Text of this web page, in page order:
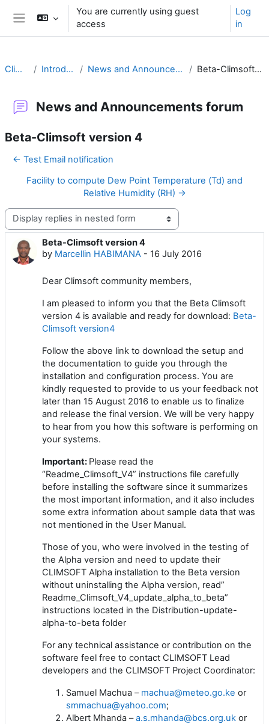
Skip to main content
You are currently using guest
access
Log
in
Climsoft Introduction News and Announcements forum Beta-Climsoft version 4
News and Announcements forum
Beta-Climsoft version 4
← Test Email notification
Facility to compute Dew Point Temperature (Td) and
Relative Humidity (RH) →
Display mode
Beta-Climsoft version 4
by Marcellin HABIMANA - 16 July 2016
Number of replies: 0
Dear Climsoft community members,
I am pleased to inform you that the Beta Climsoft
version 4 is available and ready for download: Beta-
Climsoft version4
Follow the above link to download the setup and
the documentation to guide you through the
installation and configuration process. You are
kindly requested to provide to us your feedback not
later than 15 August 2016 to enable us to finalize
and release the final version. We will be very happy
to hear from you how this software is performing on
your systems.
Important: Please read the
“Readme_Climsoft_V4” instructions file carefully
before installing the software since it summarizes
the most important information, and it also includes
some extra information about sample data that was
not mentioned in the User Manual.
Those of you, who were involved in the testing of
the Alpha version and need to update their
CLIMSOFT Alpha installation to the Beta version
without uninstalling the Alpha version, read”
Readme_Climsoft_V4_update_alpha_to_beta”
instructions located in the Distribution-update-
alpha-to-beta folder
For any technical assistance or contribution on the
software feel free to contact CLIMSOFT Lead
developers and the CLIMSOFT Project Coordinator:
Samuel Machua – machua@meteo.go.ke or
smmachua@yahoo.com;
Albert Mhanda –a.s.mhanda@bcs.org.uk or